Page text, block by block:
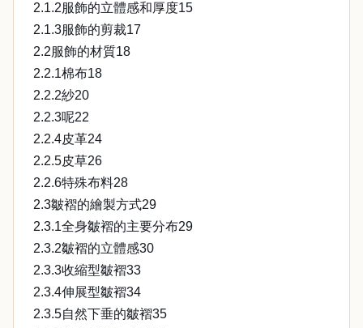
2.1.2服飾的立體感和厚度15
2.1.3服飾的剪裁17
2.2服飾的材質18
2.2.1棉布18
2.2.2紗20
2.2.3呢22
2.2.4皮革24
2.2.5皮草26
2.2.6特殊布料28
2.3皺褶的繪製方式29
2.3.1全身皺褶的主要分布29
2.3.2皺褶的立體感30
2.3.3收縮型皺褶33
2.3.4伸展型皺褶34
2.3.5自然下垂的皺褶35